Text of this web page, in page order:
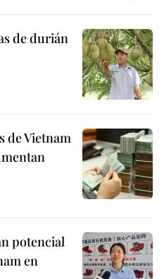
de durián
de Vietnam
potencial
en